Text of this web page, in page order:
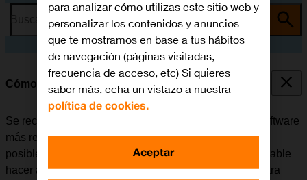
Busca por problema o tema
Cómo actualizar el software del móvil
Se recomienda actualizar el móvil con la versión de software
más reciente ya que el fabricante suele ir corrigiendo
posibles errores de versiones anteriores. Es recomendable
hacer antes una copia de seguridad de la memoria. Para
para analizar cómo utilizas este sitio web y
personalizar los contenidos y anuncios
que te mostramos en base a tus hábitos
de navegación (páginas visitadas,
frecuencia de acceso, etc) Si quieres
saber más, echa un vistazo a nuestra
política de cookies.
Aceptar